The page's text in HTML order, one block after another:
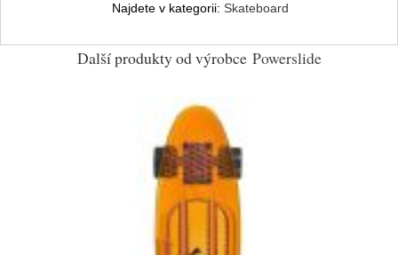
Najdete v kategorii: Skateboard
Další produkty od výrobce Powerslide